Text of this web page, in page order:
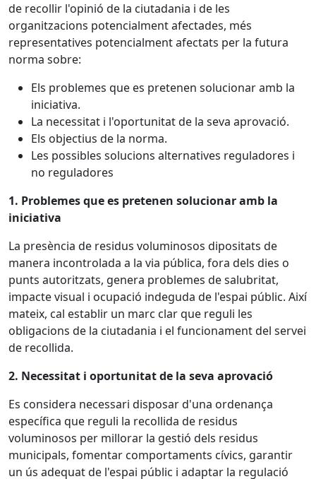
de recollir l'opinió de la ciutadania i de les
organitzacions potencialment afectades, més
representatives potencialment afectats per la futura
norma sobre:
Els problemes que es pretenen solucionar amb la
iniciativa.
La necessitat i l'oportunitat de la seva aprovació.
Els objectius de la norma.
Les possibles solucions alternatives reguladores i
no reguladores
1. Problemes que es pretenen solucionar amb la
iniciativa
La presència de residus voluminosos dipositats de
manera incontrolada a la via pública, fora dels dies o
punts autoritzats, genera problemes de salubritat,
impacte visual i ocupació indeguda de l'espai públic. Així
mateix, cal establir un marc clar que reguli les
obligacions de la ciutadania i el funcionament del servei
de recollida.
2. Necessitat i oportunitat de la seva aprovació
Es considera necessari disposar d'una ordenança
específica que reguli la recollida de residus
voluminosos per millorar la gestió dels residus
municipals, fomentar comportaments cívics, garantir
un ús adequat de l'espai públic i adaptar la regulació